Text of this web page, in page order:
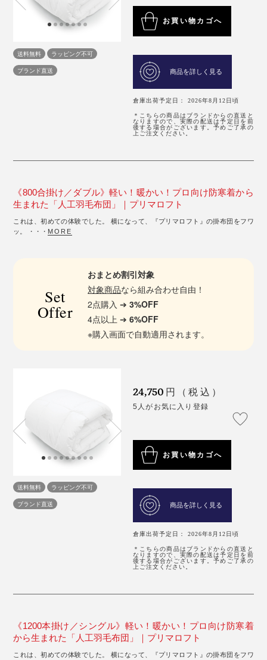
送料無料
ラッピング不可
ブランド直送
お買い物カゴへ
商品を詳しく見る
倉庫出荷予定日： 2026年8月12日頃
＊こちらの商品はブランドからの直送と
なりますので、実際の配送は予定日を前
後する場合がございます。予めご了承の
上ご注文ください。
《800合掛け／ダブル》軽い！暖かい！プロ向け防寒着から
生まれた「人工羽毛布団」｜プリマロフト
これは、初めての体験でした。 横になって、『プリマロフト』の掛布団をフワ
ッ。 ・・・ MORE
Set
Offer
おまとめ割引対象
対象商品なら組み合わせ自由！
2点購入 ➔3%OFF
4点以上 ➔6%OFF
※購入画面で自動適用されます。
送料無料
ラッピング不可
ブランド直送
24,750 円（税込）
5人がお気に入り登録
お買い物カゴへ
商品を詳しく見る
倉庫出荷予定日： 2026年8月12日頃
＊こちらの商品はブランドからの直送と
なりますので、実際の配送は予定日を前
後する場合がございます。予めご了承の
上ご注文ください。
《1200本掛け／シングル》軽い！暖かい！プロ向け防寒着
から生まれた「人工羽毛布団」｜プリマロフト
これは、初めての体験でした。 横になって、『プリマロフト』の掛布団をフワ